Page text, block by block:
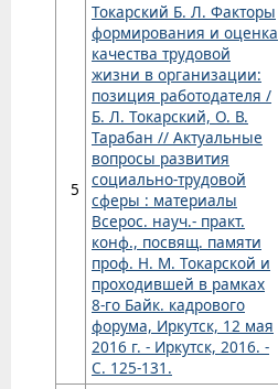
5
Токарский Б. Л. Факторы
формирования и оценка
качества трудовой
жизни в организации:
позиция работодателя /
Б. Л. Токарский, О. В.
Тарабан // Актуальные
вопросы развития
социально-трудовой
сферы : материалы
Всерос. науч.- практ.
конф., посвящ. памяти
проф. Н. М. Токарской и
проходившей в рамках
8-го Байк. кадрового
форума, Иркутск, 12 мая
2016 г. - Иркутск, 2016. -
С. 125-131.